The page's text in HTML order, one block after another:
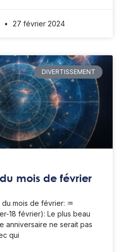
27 février 2024
DIVERTISSEMENT
mois de février
mois de février: ♒️
18 février): Le plus beau
anniversaire ne serait pas
qui